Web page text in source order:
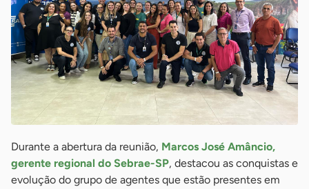
Durante a abertura da reunião, Marcos José Amâncio,
gerente regional do Sebrae-SP, destacou as conquistas e
evolução do grupo de agentes que estão presentes em